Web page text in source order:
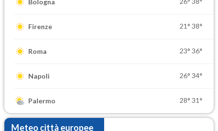
Bologna
Firenze 21° 38°
Roma 23° 36°
Napoli 26° 34°
Palermo 28° 31°
Meteo città europee